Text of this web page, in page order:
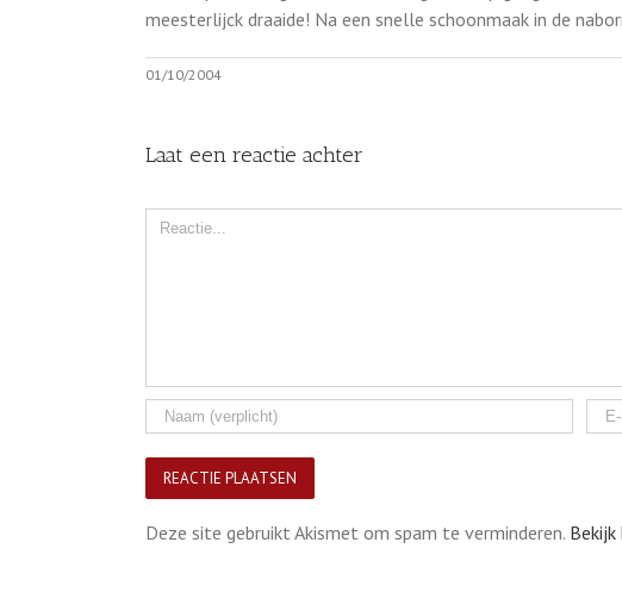
meesterlijck draaide! Na een snelle schoonmaak in de
01/10/2004
Laat een reactie achter
Comment
Deze site gebruikt Akismet om spam te verminderen.